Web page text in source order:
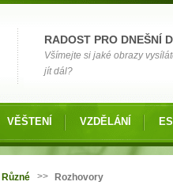
RADOST PRO DNEŠNÍ
Všímejte si jaké obrazy
jít dál?
VĚŠTENÍ VZDĚLÁNÍ
Jste zde
Různé >> Rozhovory